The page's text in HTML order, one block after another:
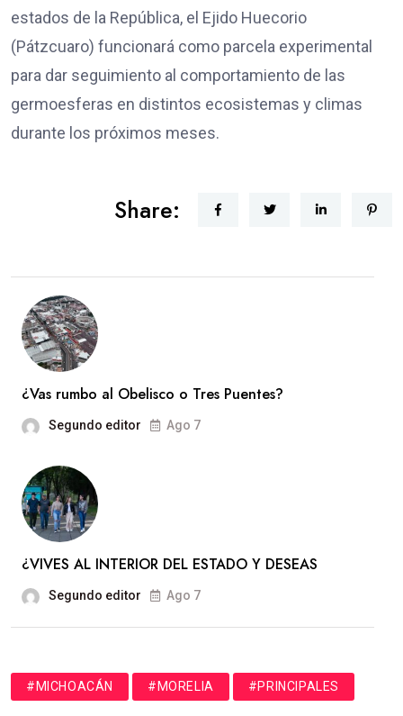
estados de la República, el Ejido Huecorio
(Pátzcuaro) funcionará como parcela experimental
para dar seguimiento al comportamiento de las
germoesferas en distintos ecosistemas y climas
durante los próximos meses.
Share:
¿Vas rumbo al Obelisco o Tres Puentes?
Segundo editor Ago 7
¿VIVES AL INTERIOR DEL ESTADO Y DESEAS
Segundo editor Ago 7
#MICHOACÁN #MORELIA #PRINCIPALES